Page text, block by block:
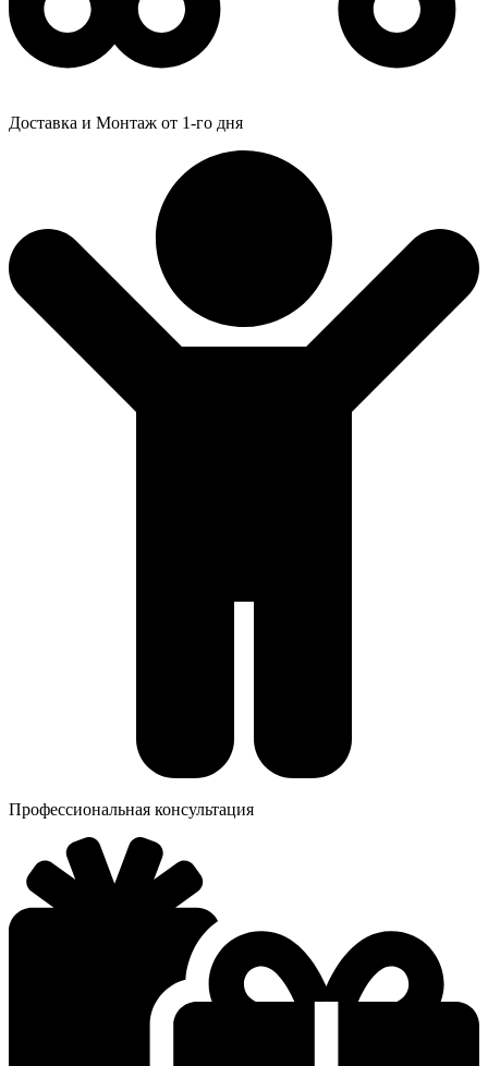
Доставка и Монтаж от 1-го дня
Профессиональная консультация